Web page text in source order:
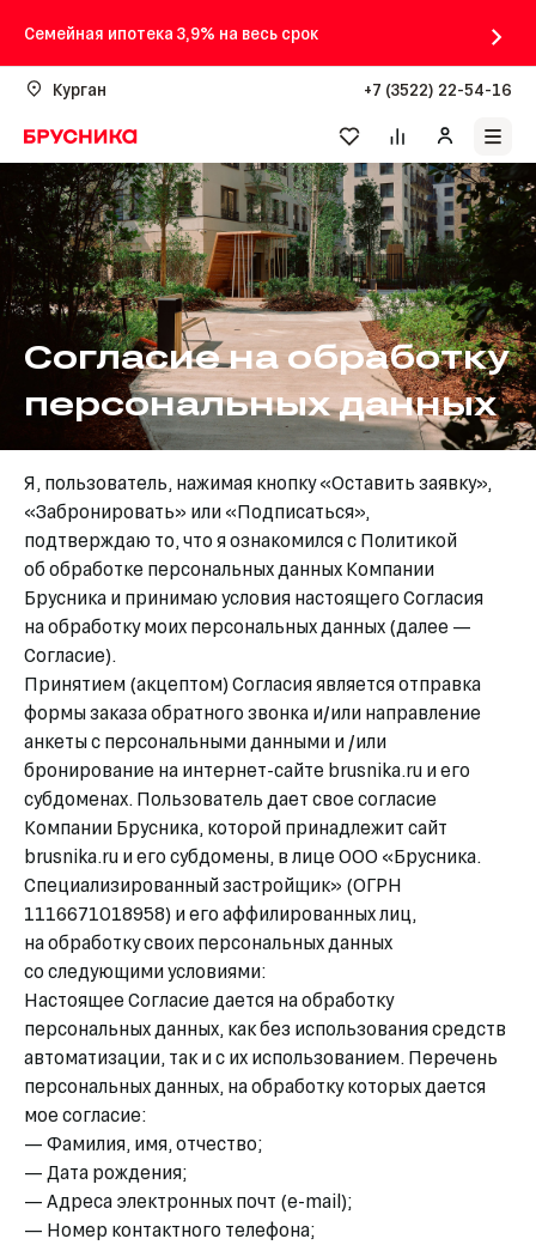
Семейная ипотека 3,9% на весь срок
Курган +7 (3522) 22-54-16
Согласие на обработку
персональных данных
Я, пользователь, нажимая кнопку «Оставить заявку»,
«Забронировать» или «Подписаться»,
подтверждаю то, что я ознакомился с Политикой
об обработке персональных данных Компании
Брусника и принимаю условия настоящего Согласия
на обработку моих персональных данных (далее —
Согласие).
Принятием (акцептом) Согласия является отправка
формы заказа обратного звонка и/или направление
анкеты с персональными данными и /или
бронирование на интернет-сайте brusnika.ru и его
субдоменах. Пользователь дает свое согласие
Компании Брусника, которой принадлежит сайт
brusnika.ru и его субдомены, в лице ООО «Брусника.
Специализированный застройщик» (ОГРН
1116671018958) и его аффилированных лиц,
на обработку своих персональных данных
со следующими условиями:
Настоящее Согласие дается на обработку
персональных данных, как без использования средств
автоматизации, так и с их использованием. Перечень
персональных данных, на обработку которых дается
мое согласие:
— Фамилия, имя, отчество;
— Дата рождения;
— Адреса электронных почт (e-mail);
— Номер контактного телефона;